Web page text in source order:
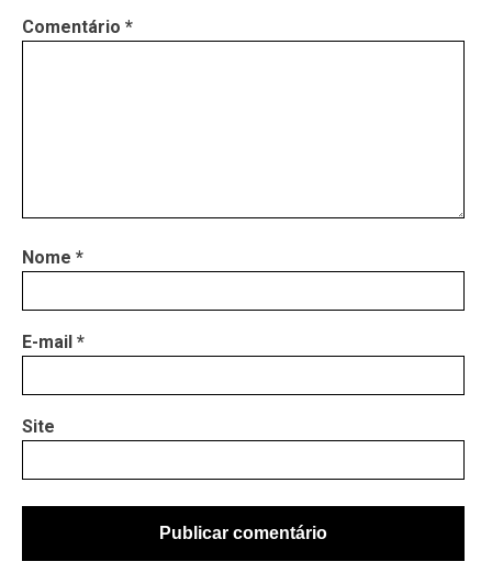
Comentário *
Nome *
E-mail *
Site